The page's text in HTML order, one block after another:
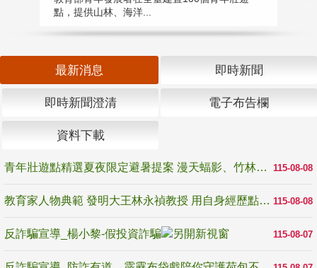
點，提供山林、海洋...
最新消息 即時新聞
即時新聞澄清 電子布告欄
資料下載
115-08-08
青年壯遊點精選夏夜限定避暑提案 漫天蝠影、竹林尋蛙、茶香夜觀 邀青年暮色出發
115-08-08
教育家人物典範 發明大王林永禎教授 用自身經歷點亮學生的路
115-08-07
反詐騙宣導_楊小黎-假投資詐騙